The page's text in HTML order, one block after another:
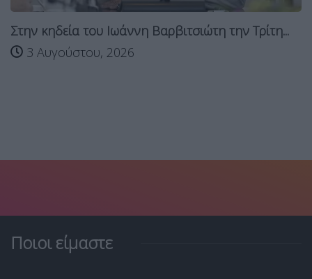
Στην κηδεία του Ιωάννη Βαρβιτσιώτη την Τρίτη...
3 Αυγούστου, 2026
Ποιοι είμαστε